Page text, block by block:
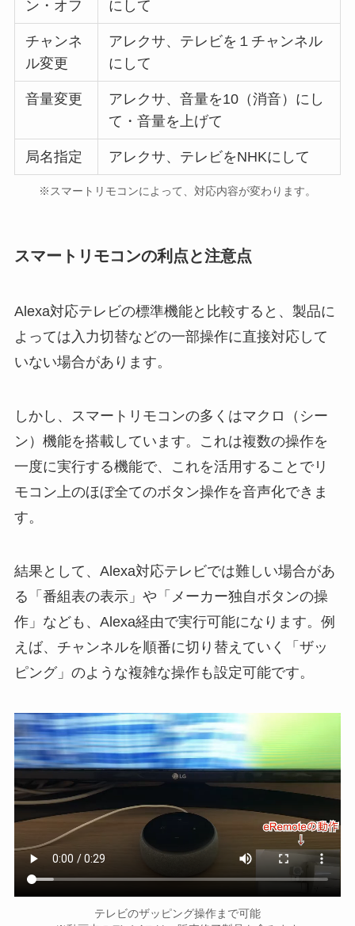
ン・オフ にして
チャンネ
ル変更
アレクサ、テレビを１チャンネル
にして
音量変更
アレクサ、音量を10（消音）にし
て・音量を上げて
局名指定 アレクサ、テレビをNHKにして
※スマートリモコンによって、対応内容が変わります。
スマートリモコンの利点と注意点
Alexa対応テレビの標準機能と比較すると、製品に
よっては入力切替などの一部操作に直接対応して
いない場合があります。
しかし、スマートリモコンの多くはマクロ（シー
ン）機能を搭載しています。これは複数の操作を
一度に実行する機能で、これを活用することでリ
モコン上のほぼ全てのボタン操作を音声化できま
す。
結果として、Alexa対応テレビでは難しい場合があ
る「番組表の表示」や「メーカー独自ボタンの操
作」なども、Alexa経由で実行可能になります。例
えば、チャンネルを順番に切り替えていく「ザッ
ピング」のような複雑な操作も設定可能です。
テレビのザッピング操作まで可能